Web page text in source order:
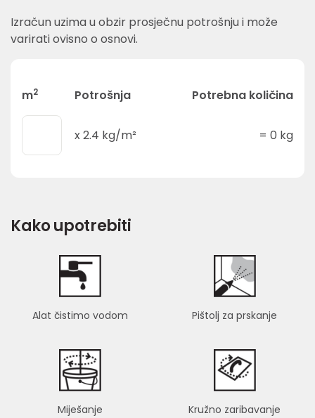
Izračun uzima u obzir prosječnu potrošnju i može
varirati ovisno o osnovi.
m2 Potrošnja Potrebna količina
x2.4 kg/m² = 0 kg
Kako upotrebiti
Alat čistimo vodom Pištolj za prskanje
Miješanje Kružno zaribavanje